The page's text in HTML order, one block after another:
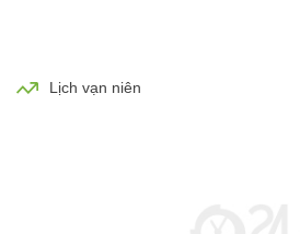
Lịch vạn niên